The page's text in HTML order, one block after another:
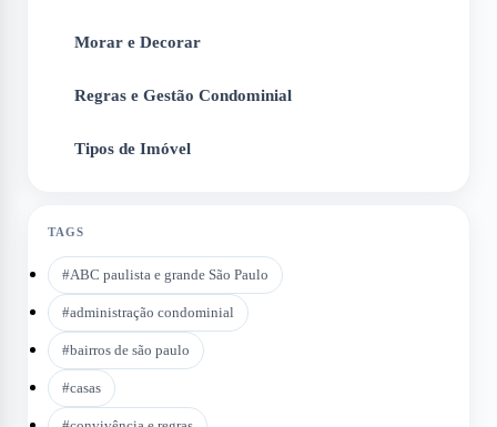
Morar e Decorar
Regras e Gestão Condominial
Tipos de Imóvel
TAGS
#ABC paulista e grande São Paulo
#administração condominial
#bairros de são paulo
#casas